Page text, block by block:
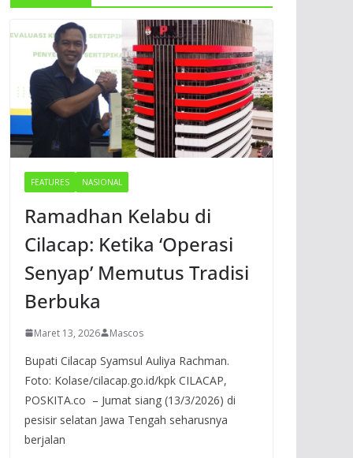
FEATURES NASIONAL
Ramadhan Kelabu di
Cilacap: Ketika ‘Operasi
Senyap’ Memutus Tradisi
Berbuka
Maret 13, 2026 Mascos
Bupati Cilacap Syamsul Auliya Rachman.
Foto: Kolase/cilacap.go.id/kpk CILACAP,
POSKITA.co – Jumat siang (13/3/2026) di
pesisir selatan Jawa Tengah seharusnya
berjalan